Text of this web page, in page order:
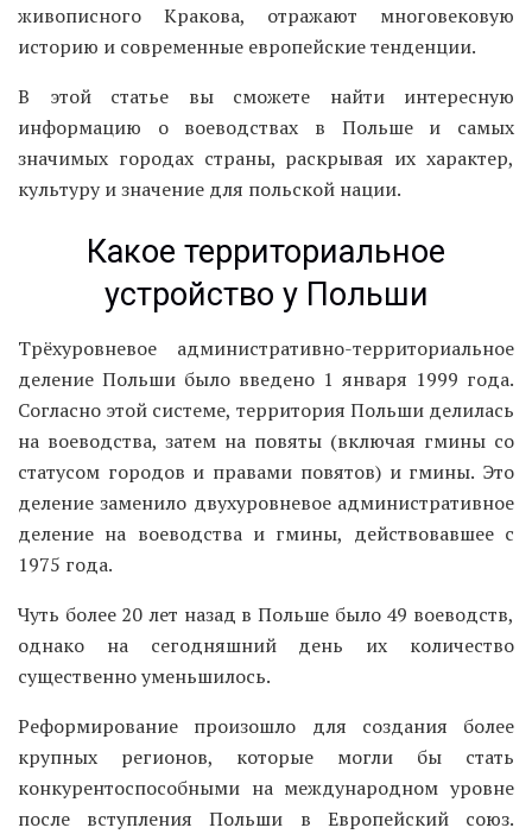
живописного Кракова, отражают многовековую
историю и современные европейские тенденции.
В этой статье вы сможете найти интересную
информацию о воеводствах в Польше и самых
значимых городах страны, раскрывая их характер,
культуру и значение для польской нации.
Какое территориальное
устройство у Польши
Трёхуровневое административно-территориальное
деление Польши было введено 1 января 1999 года.
Согласно этой системе, территория Польши делилась
на воеводства, затем на повяты (включая гмины со
статусом городов и правами повятов) и гмины. Это
деление заменило двухуровневое административное
деление на воеводства и гмины, действовавшее с
1975 года.
Чуть более 20 лет назад в Польше было 49 воеводств,
однако на сегодняшний день их количество
существенно уменьшилось.
Реформирование произошло для создания более
крупных регионов, которые могли бы стать
конкурентоспособными на международном уровне
после вступления Польши в Европейский союз.